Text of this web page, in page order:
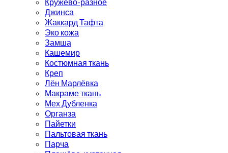
Джинса
Жаккард Тафта
Эко кожа
Замша
Кашемир
Костюмная ткань
Креп
Лён Марлёвка
Макраме ткань
Мех Дубленка
Органза
Пайетки
Пальтовая ткань
Парча